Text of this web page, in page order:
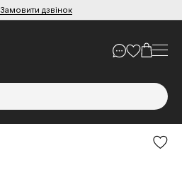
Замовити дзвінок